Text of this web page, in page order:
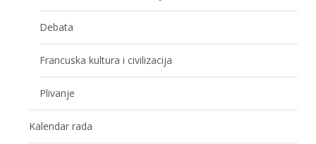
Debata
Francuska kultura i civilizacija
Plivanje
Kalendar rada